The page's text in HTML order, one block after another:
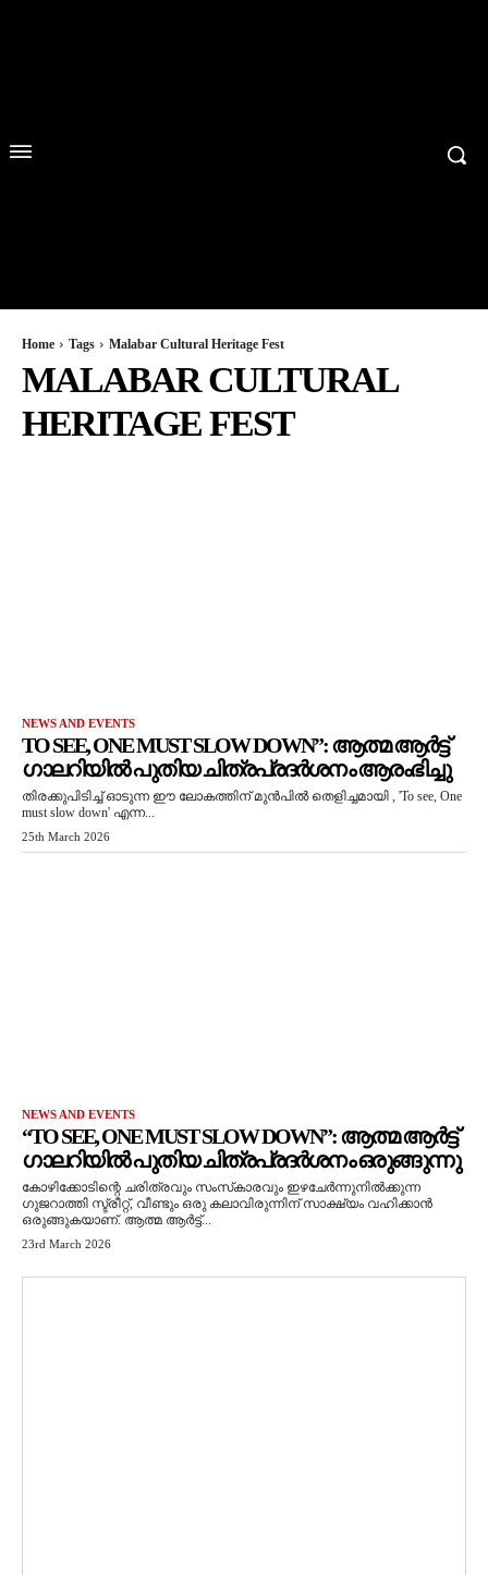
Home Tags Malabar Cultural Heritage Fest
MALABAR CULTURAL
HERITAGE FEST
NEWS AND EVENTS
TO SEE, ONE MUST SLOW DOWN”: ആത്മ ആർട്ട്
ഗാലറിയിൽ പുതിയ ചിത്രപ്രദർശനം ആരംഭിച്ചു
തിരക്കുപിടിച്ച് ഓടുന്ന ഈ ലോകത്തിന് മുൻപിൽ തെളിച്ചമായി , 'To see, One
must slow down' എന്ന...
25th March 2026
NEWS AND EVENTS
“TO SEE, ONE MUST SLOW DOWN”: ആത്മ ആർട്ട്
ഗാലറിയിൽ പുതിയ ചിത്രപ്രദർശനം ഒരുങ്ങുന്നു
കോഴിക്കോടിന്റെ ചരിത്രവും സംസ്‌കാരവും ഇഴചേർന്നുനിൽക്കുന്ന
ഗുജറാത്തി സ്ട്രീറ്റ്, വീണ്ടും ഒരു കലാവിരുന്നിന് സാക്ഷ്യം വഹിക്കാൻ
ഒരുങ്ങുകയാണ്. ആത്മ ആർട്ട്...
23rd March 2026